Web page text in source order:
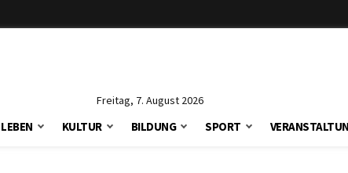
Freitag, 7. August 2026
LEBEN KULTUR BILDUNG SPORT